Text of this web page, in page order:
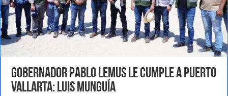
Gobernador Pablo Lemus le cumple a Puerto
Vallarta: Luis Munguía